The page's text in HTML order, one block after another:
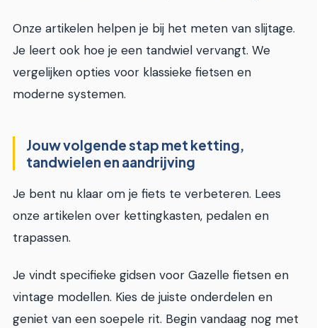
Onze artikelen helpen je bij het meten van slijtage.
Je leert ook hoe je een tandwiel vervangt. We
vergelijken opties voor klassieke fietsen en
moderne systemen.
Jouw volgende stap met ketting,
tandwielen en aandrijving
Je bent nu klaar om je fiets te verbeteren. Lees
onze artikelen over kettingkasten, pedalen en
trapassen.
Je vindt specifieke gidsen voor Gazelle fietsen en
vintage modellen. Kies de juiste onderdelen en
geniet van een soepele rit. Begin vandaag nog met